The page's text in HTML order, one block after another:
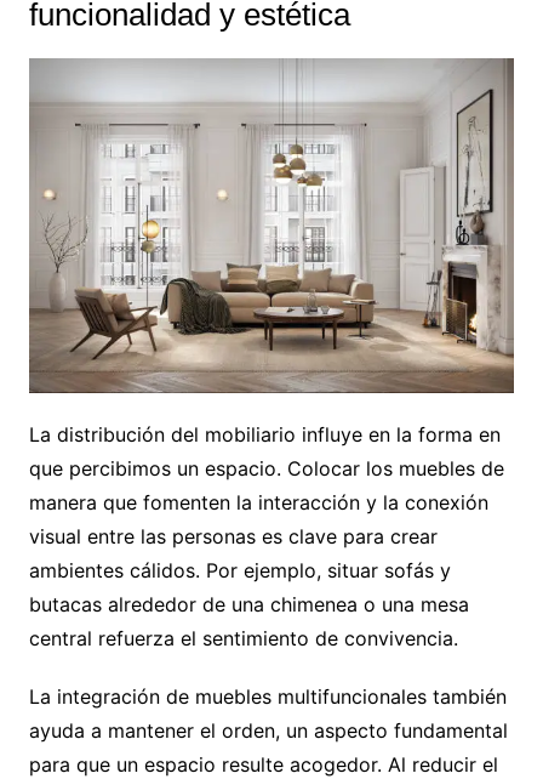
funcionalidad y estética
La distribución del mobiliario influye en la forma en
que percibimos un espacio. Colocar los muebles de
manera que fomenten la interacción y la conexión
visual entre las personas es clave para crear
ambientes cálidos. Por ejemplo, situar sofás y
butacas alrededor de una chimenea o una mesa
central refuerza el sentimiento de convivencia.
La integración de muebles multifuncionales también
ayuda a mantener el orden, un aspecto fundamental
para que un espacio resulte acogedor. Al reducir el